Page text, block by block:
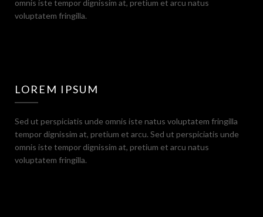
omnis iste tempor dignissim at, pretium et arcu natus
voluptatem fringilla.
LOREM IPSUM
Sed ut perspiciatis unde omnis iste natus voluptatem fringilla
tempor dignissim at, pretium et arcu. Sed ut perspiciatis unde
omnis iste tempor dignissim at, pretium et arcu natus
voluptatem fringilla.